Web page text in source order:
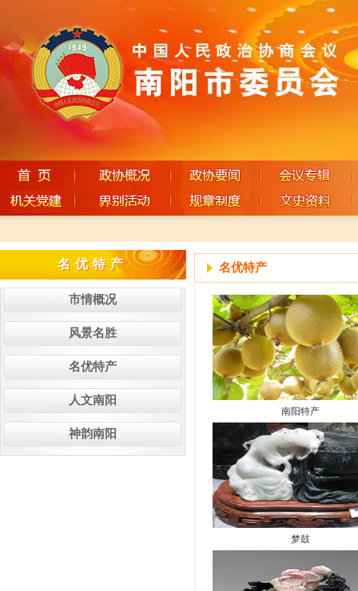
名优特产
名优特产
市情概况
风景名胜
名优特产
人文南阳
神韵南阳
名优特产
南阳特产
梦鼓